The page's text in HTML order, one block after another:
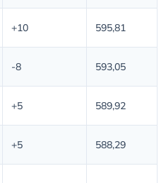
+10 595,81
-8 593,05
+5 589,92
+5 588,29